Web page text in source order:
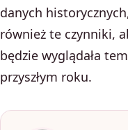
danych
również te czynniki,
będzie wyglądała
przyszłym roku.